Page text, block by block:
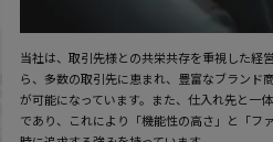
当社は、取引先様との共栄共存を重視した経
ら、多数の取引先に恵まれ、豊富なブランド
が可能になっています。また、仕入れ先と一
であり、これにより「機能性の高さ」と「フ